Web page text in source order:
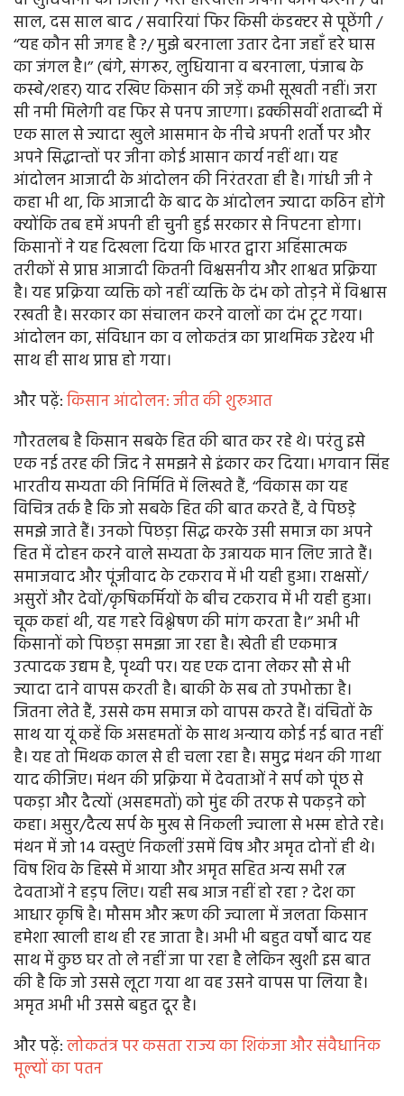
साल, दस साल बाद / सवारियां फिर किसी कंडक्टर से पूछेंगी /
‘‘यह कौन सी जगह है ?/ मुझे बरनाला उतार देना जहाँ हरे घास
का जंगल है।’’ (बंगे, संगरूर, लुधियाना व बरनाला, पंजाब के
कस्बे/शहर) याद रखिए किसान की जड़ें कभी सूखती नहीं। जरा
सी नमी मिलेगी वह फिर से पनप जाएगा। इक्कीसवीं शताब्दी में
एक साल से ज्यादा खुले आसमान के नीचे अपनी शर्तों पर और
अपने सिद्धान्तों पर जीना कोई आसान कार्य नहीं था। यह
आंदोलन आजादी के आंदोलन की निरंतरता ही है। गांधी जी ने
कहा भी था, कि आजादी के बाद के आंदोलन ज्यादा कठिन होंगे
क्योंकि तब हमें अपनी ही चुनी हुई सरकार से निपटना होगा।
किसानों ने यह दिखला दिया कि भारत द्वारा अहिंसात्मक
तरीकों से प्राप्त आजादी कितनी विश्वसनीय और शाश्वत प्रक्रिया
है। यह प्रक्रिया व्यक्ति को नहीं व्यक्ति के दंभ को तोड़ने में विश्वास
रखती है। सरकार का संचालन करने वालों का दंभ टूट गया।
आंदोलन का, संविधान का व लोकतंत्र का प्राथमिक उद्देश्य भी
साथ ही साथ प्राप्त हो गया।
और पढ़ें:किसान आंदोलन: जीत की शुरुआत
गौरतलब है किसान सबके हित की बात कर रहे थे। परंतु इसे
एक नई तरह की जिद ने समझने से इंकार कर दिया। भगवान सिंह
भारतीय सभ्यता की निर्मिति में लिखते हैं, ‘‘विकास का यह
विचित्र तर्क है कि जो सबके हित की बात करते हैं, वे पिछड़े
समझे जाते हैं। उनको पिछड़ा सिद्ध करके उसी समाज का अपने
हित में दोहन करने वाले सभ्यता के उन्नायक मान लिए जाते हैं।
समाजवाद और पूंजीवाद के टकराव में भी यही हुआ। राक्षसों/
असुरों और देवों/कृषिकर्मियों के बीच टकराव में भी यही हुआ।
चूक कहां थी, यह गहरे विश्लेषण की मांग करता है।’’ अभी भी
किसानों को पिछड़ा समझा जा रहा है। खेती ही एकमात्र
उत्पादक उद्यम है, पृथ्वी पर। यह एक दाना लेकर सौ से भी
ज्यादा दाने वापस करती है। बाकी के सब तो उपभोक्ता है।
जितना लेते हैं, उससे कम समाज को वापस करते हैं। वंचितों के
साथ या यूं कहें कि असहमतों के साथ अन्याय कोई नई बात नहीं
है। यह तो मिथक काल से ही चला रहा है। समुद्र मंथन की गाथा
याद कीजिए। मंथन की प्रक्रिया में देवताओं ने सर्प को पूंछ से
पकड़ा और दैत्यों (असहमतों) को मुंह की तरफ से पकड़ने को
कहा। असुर/दैत्य सर्प के मुख से निकली ज्वाला से भस्म होते रहे।
मंथन में जो 14 वस्तुएं निकलीं उसमें विष और अमृत दोनों ही थे।
विष शिव के हिस्से में आया और अमृत सहित अन्य सभी रत्न
देवताओं ने हड़प लिए। यही सब आज नहीं हो रहा ? देश का
आधार कृषि है। मौसम और ऋण की ज्वाला में जलता किसान
हमेशा खाली हाथ ही रह जाता है। अभी भी बहुत वर्षों बाद यह
साथ में कुछ घर तो ले नहीं जा पा रहा है लेकिन खुशी इस बात
की है कि जो उससे लूटा गया था वह उसने वापस पा लिया है।
अमृत अभी भी उससे बहुत दूर है।
और पढ़ें:लोकतंत्र पर कसता राज्य का शिकंजा और संवैधानिक
मूल्यों का पतन